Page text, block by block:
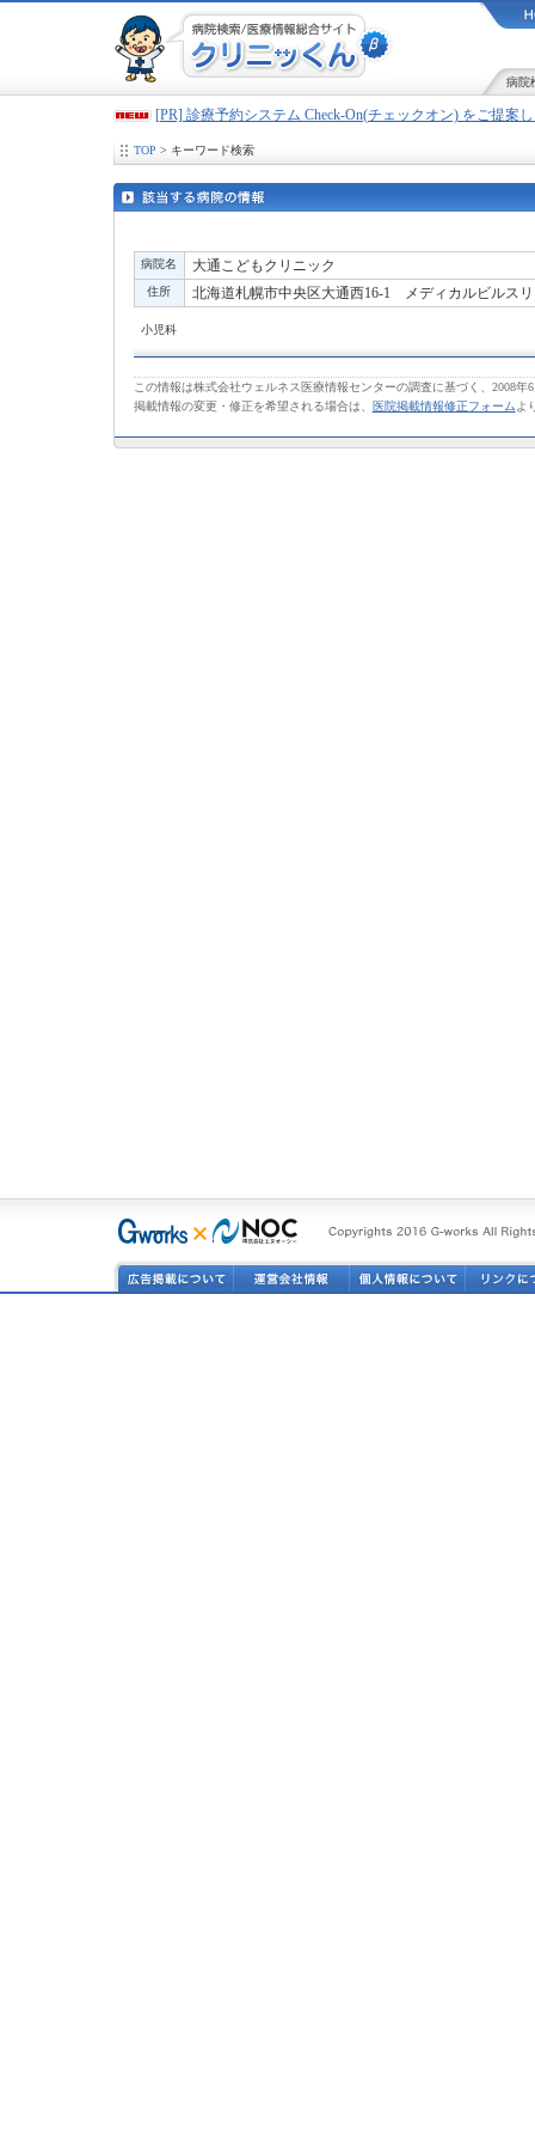
病院
[PR] 診療予約システム Check-On(チェックオン) をご提案
TOP > キーワード検索
病院名 大通こどもクリニック
住所 北海道札幌市中央区大通西16-1 メディカルビルスリ
小児科
この情報は株式会社ウェルネス医療情報センターの調査に基づく、2008年
掲載情報の変更・修正を希望される場合は、
医院掲載情報修正フォーム よ